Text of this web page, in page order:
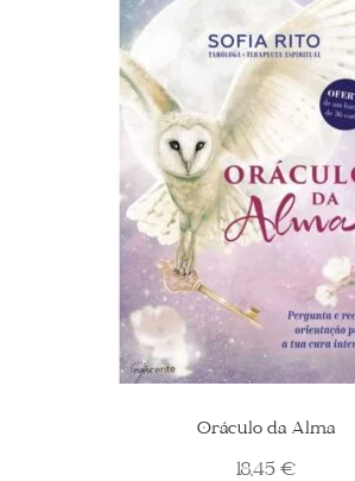
Oráculo da Alma
18,45 €